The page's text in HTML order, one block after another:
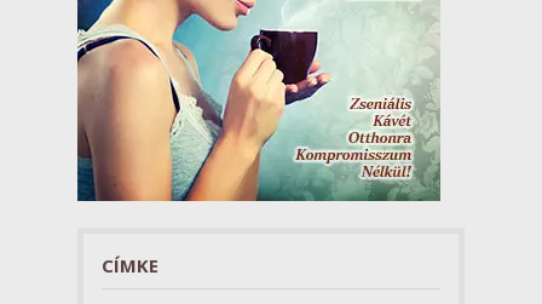
CÍMKE